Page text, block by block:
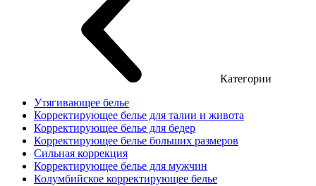
Категории
Утягивающее белье
Корректирующее белье для талии и живота
Корректирующее белье для бедер
Корректирующее белье больших размеров
Сильная коррекция
Корректирующее белье для мужчин
Колумбийское корректирующее белье